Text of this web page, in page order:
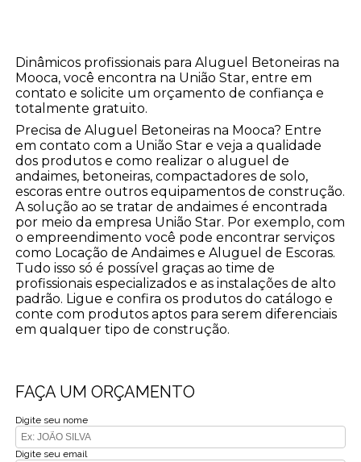
Dinâmicos profissionais para Aluguel Betoneiras na
Mooca, você encontra na União Star, entre em
contato e solicite um orçamento de confiança e
totalmente gratuito.
Precisa de Aluguel Betoneiras na Mooca? Entre
em contato com a União Star e veja a qualidade
dos produtos e como realizar o aluguel de
andaimes, betoneiras, compactadores de solo,
escoras entre outros equipamentos de construção.
A solução ao se tratar de andaimes é encontrada
por meio da empresa União Star. Por exemplo, com
o empreendimento você pode encontrar serviços
como Locação de Andaimes e Aluguel de Escoras.
Tudo isso só é possível graças ao time de
profissionais especializados e as instalações de alto
padrão. Ligue e confira os produtos do catálogo e
conte com produtos aptos para serem diferenciais
em qualquer tipo de construção.
FAÇA UM ORÇAMENTO
Digite seu nome
Digite seu email